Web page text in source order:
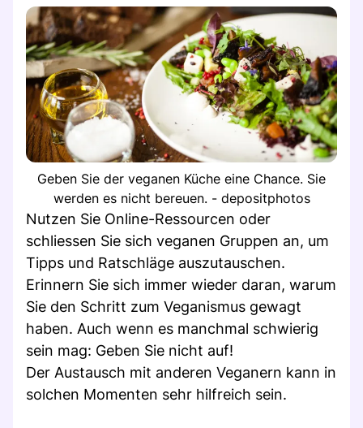
Geben Sie der veganen Küche eine Chance. Sie
werden es nicht bereuen. - depositphotos
Nutzen Sie Online-Ressourcen oder
schliessen Sie sich veganen Gruppen an, um
Tipps und Ratschläge auszutauschen.
Erinnern Sie sich immer wieder daran, warum
Sie den Schritt zum Veganismus gewagt
haben. Auch wenn es manchmal schwierig
sein mag: Geben Sie nicht auf!
Der Austausch mit anderen Veganern kann in
solchen Momenten sehr hilfreich sein.